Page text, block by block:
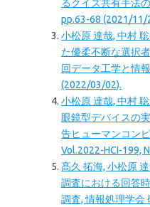
るクイズ共有手法
pp.63-68 (2021/11/
小松原 達哉, 中村
た優柔不断な選択
回データ工学と情
(2022/03/02).
小松原 達哉, 中村
眼鏡型デバイスの
告ヒューマンコン
Vol.2022-HCI-199,
髙久 拓海, 小松原
調査における回答
調査, 情報処理学会